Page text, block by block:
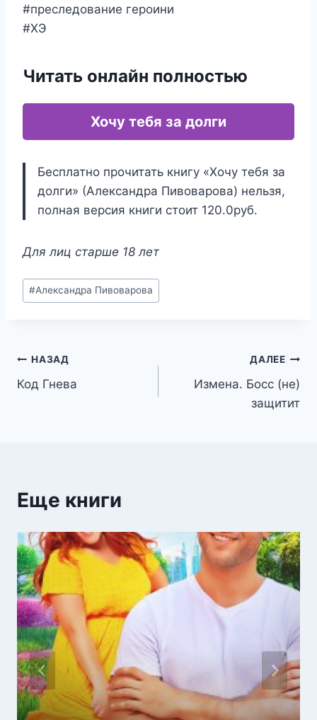
#преследование героини
#ХЭ
Читать онлайн полностью
Хочу тебя за долги
Бесплатно прочитать книгу «Хочу тебя за
долги» (Александра Пивоварова) нельзя,
полная версия книги стоит 120.0руб.
Для лиц старше 18 лет
Метки
записи:
#Александра Пивоварова
Навигация
по
НАЗАД
Код Гнева
ДАЛЕЕ
Измена. Босс (не)
защитит
Еще книги